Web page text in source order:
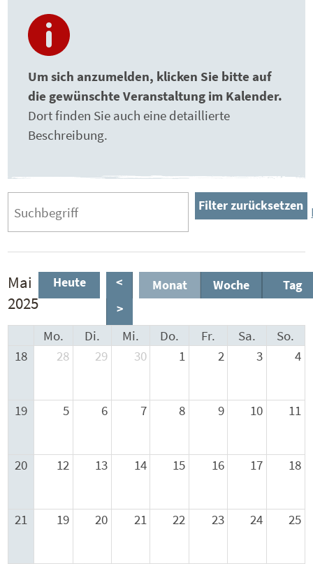
Um sich anzumelden, klicken Sie bitte auf
die gewünschte Veranstaltung im Kalender.
Dort finden Sie auch eine detaillierte
Beschreibung.
Filter zurücksetzen
Mai
2025
Heute
<
>
Monat Woche Tag
Mo. Di. Mi. Do. Fr. Sa.
So.
18
28 29 30 1 2 3 4
19 5 6 7 8 9 10 11
20 12 13 14 15 16 17 18
21 19 20 21 22 23 24 25